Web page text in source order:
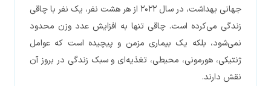
جهانی بهداشت، در سال ۲۰۲۲ از هر هشت نفر، یک نفر با چاقی
زندگی می‌کرده است. چاقی تنها به افزایش عدد وزن محدود
نمی‌شود، بلکه یک بیماری مزمن و پیچیده است که عوامل
ژنتیکی، هورمونی، محیطی، تغذیه‌ای و سبک زندگی در بروز آن
نقش دارند.